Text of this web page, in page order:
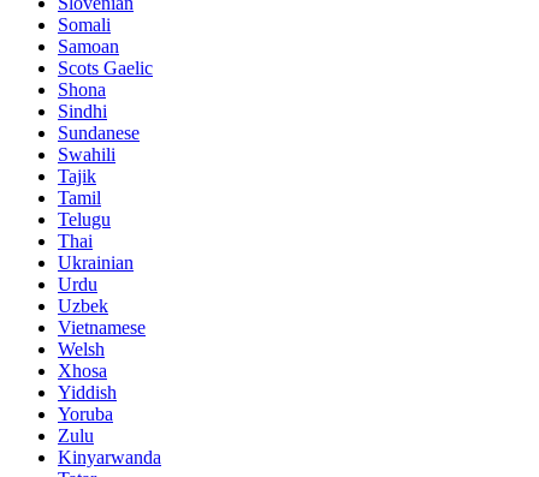
Somali
Samoan
Scots Gaelic
Shona
Sindhi
Sundanese
Swahili
Tajik
Tamil
Telugu
Thai
Ukrainian
Urdu
Uzbek
Vietnamese
Welsh
Xhosa
Yiddish
Yoruba
Zulu
Kinyarwanda